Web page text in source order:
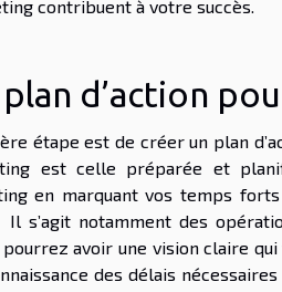
contribuent à votre succès.
plan d’action
étape est de créer un plan
est celle préparée et
en marquant vos temps
Il s’agit notamment des
pourrez avoir une vision claire
des délais